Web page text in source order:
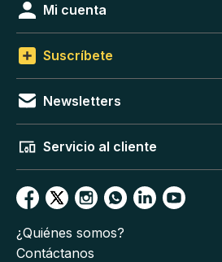
Mi cuenta
Suscríbete
Newsletters
Servicio al cliente
¿Quiénes somos?
Contáctanos